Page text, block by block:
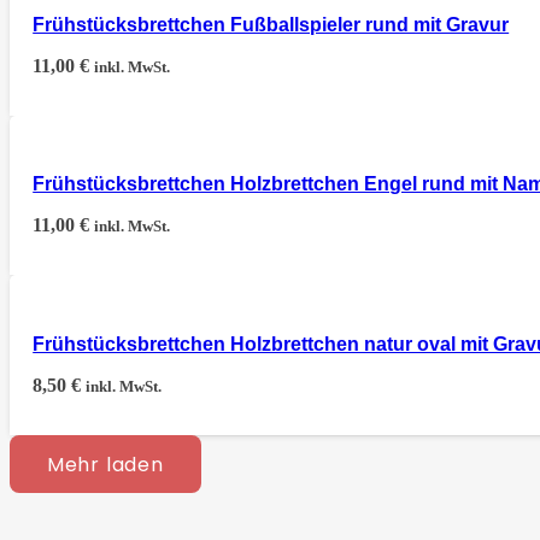
Frühstücksbrettchen Fußballspieler rund mit Gravur
11,00€ inkl. MwSt.
Frühstücksbrettchen Holzbrettchen Engel rund mit
11,00€ inkl. MwSt.
Frühstücksbrettchen Holzbrettchen natur oval mit
8,50€ inkl. MwSt.
Mehr laden